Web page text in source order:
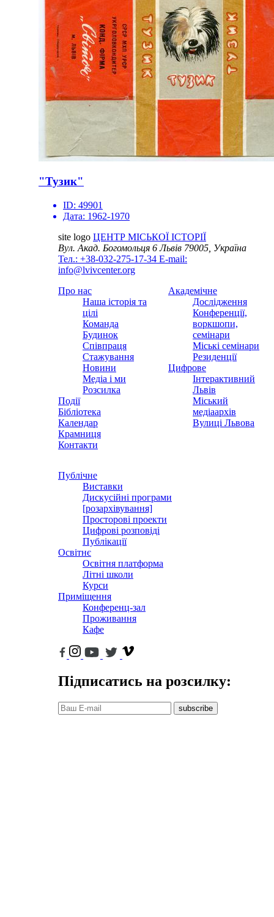
"Тузик"
ID: 49901
Дата: 1962-1970
site logo ЦЕНТР МІСЬКОЇ ІСТОРІЇ
Вул. Акад. Богомольця 6Львів 79005, Україна
Тел.: +38-032-275-17-34 E-mail:
info@lvivcenter.org
Про нас
Наша історія та
цілі
Команда
Будинок
Співпраця
Стажування
Новини
Медіа і ми
Розсилка
Події
Бібліотека
Календар
Крамниця
Контакти
Академічне
Дослідження
Конференції,
воркшопи,
семінари
Міські семінари
Резиденції
Цифрове
Інтерактивний
Львів
Міський
медіаархів
Вулиці Львова
Публічне
Виставки
Дискусійні програми
[розархівування]
Просторові проекти
Цифрові розповіді
Публікації
Освітнє
Освітня платформа
Літні школи
Курси
Приміщення
Конференц-зал
Проживання
Кафе
Підписатись на розсилку:
subscribe